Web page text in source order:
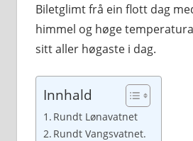
Biletglimt frå ein flott dag
himmel og høge
sitt aller høgaste i dag.
Innhald
Rundt Lønavatnet
Rundt Vangsvatnet.